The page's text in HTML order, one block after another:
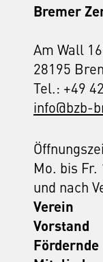
Bremer
Am Wall
28195
Tel.: +49
info@bzb-
Mo. bis
und nach
Verein
Vorstand
Fördernde